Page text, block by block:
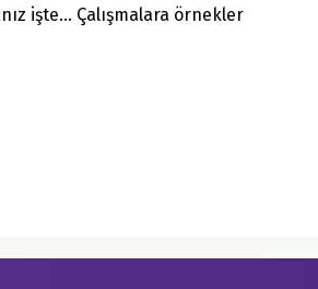
işte… Çalışmalara örnekler